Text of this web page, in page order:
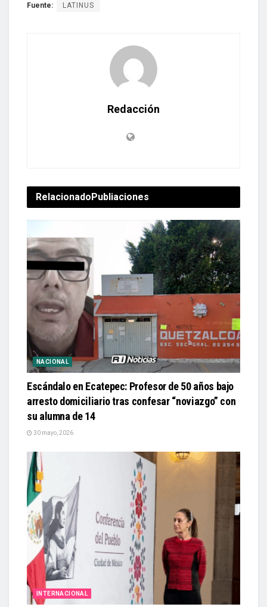
Fuente: LATINUS
Redacción
RelacionadoPubliaciones
NACIONAL
Escándalo en Ecatepec: Profesor de 50 años bajo
arresto domiciliario tras confesar “noviazgo” con
su alumna de 14
30 mayo, 2026
INTERNACIONAL